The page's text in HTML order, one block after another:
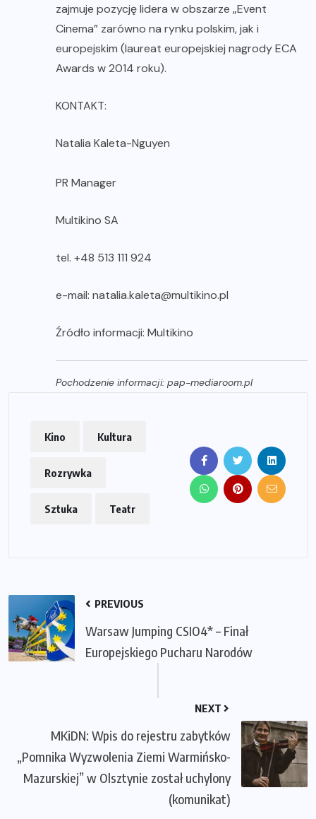
zajmuje pozycję lidera w obszarze „Event
Cinema” zarówno na rynku polskim, jak i
europejskim (laureat europejskiej nagrody ECA
Awards w 2014 roku).
KONTAKT:
Natalia Kaleta-Nguyen
PR Manager
Multikino SA
tel. +48 513 111 924
e-mail: natalia.kaleta@multikino.pl
Źródło informacji: Multikino
Pochodzenie informacji: pap-mediaroom.pl
Kino Kultura
Rozrywka
Sztuka Teatr
PREVIOUS
Warsaw Jumping CSIO4* – Finał
Europejskiego Pucharu Narodów
NEXT
MKiDN: Wpis do rejestru zabytków
„Pomnika Wyzwolenia Ziemi Warmińsko-
Mazurskiej” w Olsztynie został uchylony
(komunikat)